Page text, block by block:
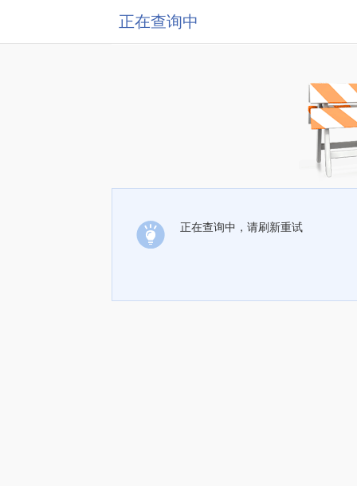
正在查询中
正在查询中，请刷新重试